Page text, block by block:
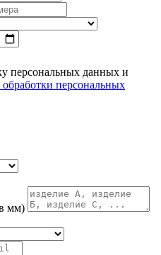
персональных данных и
персональных
мм)